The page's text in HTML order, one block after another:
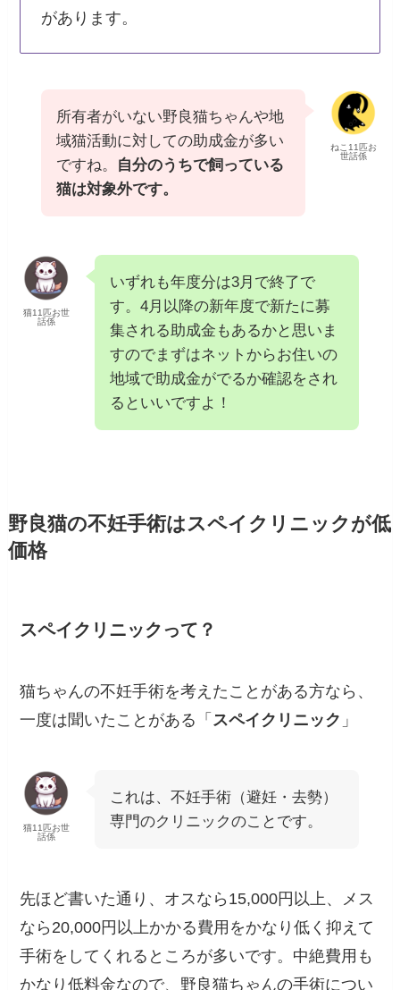
があります。
ねこ11匹お
世話係
所有者がいない野良猫ちゃんや地
域猫活動に対しての助成金が多い
ですね。 自分のうちで飼っている
猫は対象外です。
猫11匹お世
話係
いずれも年度分は3月で終了で
す。4月以降の新年度で新たに募
集される助成金もあるかと思いま
すのでまずはネットからお住いの
地域で助成金がでるか確認をされ
るといいですよ！
野良猫の不妊手術はスペイクリニックが低
価格
スペイクリニックって？
猫ちゃんの不妊手術を考えたことがある方なら、
一度は聞いたことがある「 スペイクリニック 」
猫11匹お世
話係
これは、不妊手術（避妊・去勢）
専門のクリニックのことです。
先ほど書いた通り、オスなら15,000円以上、メス
なら20,000円以上かかる費用をかなり低く抑えて
手術をしてくれるところが多いです。中絶費用も
かなり低料金なので、野良猫ちゃんの手術につい